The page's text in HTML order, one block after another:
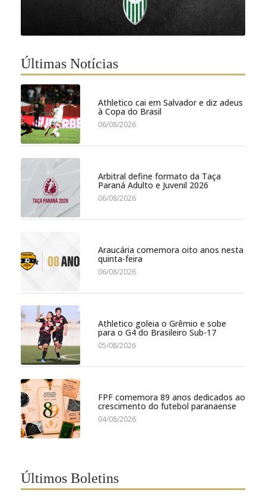
Últimas Notícias
Athletico cai em Salvador e diz adeus
à Copa do Brasil
06/08/2026
Arbitral define formato da Taça
Paraná Adulto e Juvenil 2026
06/08/2026
Araucária comemora oito anos nesta
quinta-feira
06/08/2026
Athletico goleia o Grêmio e sobe
para o G4 do Brasileiro Sub-17
05/08/2026
FPF comemora 89 anos dedicados ao
crescimento do futebol paranaense
04/08/2026
Últimos Boletins